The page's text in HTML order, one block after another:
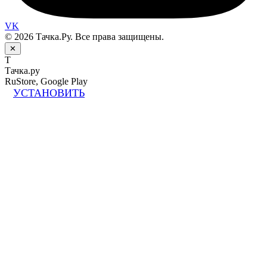
VK
© 2026 Тачка.Ру. Все права защищены.
✕
Т
Тачка.ру
RuStore, Google Play
УСТАНОВИТЬ